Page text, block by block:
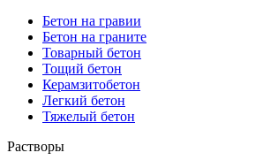
Бетон на гравии
Бетон на граните
Товарный бетон
Тощий бетон
Керамзитобетон
Легкий бетон
Тяжелый бетон
Растворы